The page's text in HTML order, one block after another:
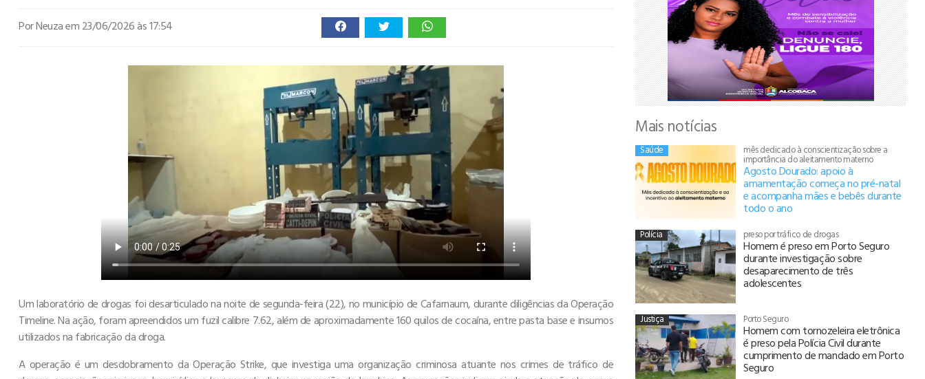
Por Neuzaem 23/06/2026 às 17:54
Um laboratório de drogas foi desarticulado na noite de segunda-feira (22), no município de Cafarnaum, durante diligências da Operação
Timeline. Na ação, foram apreendidos um fuzil calibre 7.62, além de aproximadamente 160 quilos de cocaína, entre pasta base e insumos
utilizados na fabricação da droga.
A operação é um desdobramento da Operação Strike, que investiga uma organização criminosa atuante nos crimes de tráfico de
Mais notícias
Saúde mês dedicado à conscientização sobre a
importância do aleitamento materno
Agosto Dourado: apoio à
amamentação começa no pré-natal
e acompanha mães e bebês durante
todo o ano
Polícia preso por tráfico de drogas
Homem é preso em Porto Seguro
durante investigação sobre
desaparecimento de três
adolescentes
Justiça Porto Seguro
Homem com tornozeleira eletrônica
é preso pela Polícia Civil durante
cumprimento de mandado em Porto
Seguro